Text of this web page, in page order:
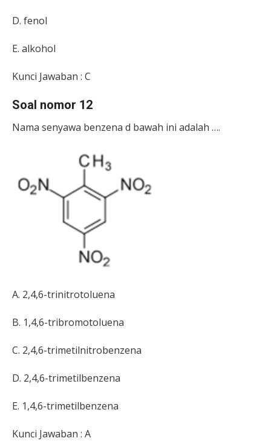
D. fenol
E. alkohol
Kunci Jawaban : C
Soal nomor 12
Nama senyawa benzena d bawah ini adalah ….
A. 2,4,6-trinitrotoluena
B. 1,4,6-tribromotoluena
C. 2,4,6-trimetilnitrobenzena
D. 2,4,6-trimetilbenzena
E. 1,4,6-trimetilbenzena
Kunci Jawaban : A